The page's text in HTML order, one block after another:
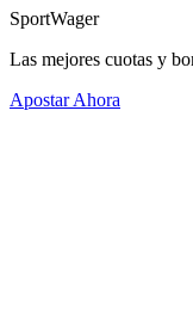
SportWager
Las mejores cuotas y
Apostar Ahora